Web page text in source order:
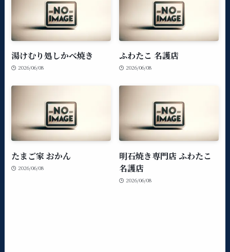
湯けむり処しかべ焼き
2026/06/08
ふわたこ 名護店
2026/06/08
たまご家 おかん
2026/06/08
明石焼き専門店 ふわたこ
名護店
2026/06/08